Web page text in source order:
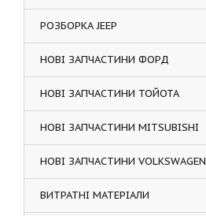
РОЗБОРКА JEEP
НОВІ ЗАПЧАСТИНИ ФОРД
НОВІ ЗАПЧАСТИНИ ТОЙОТА
НОВІ ЗАПЧАСТИНИ MITSUBISHI
НОВІ ЗАПЧАСТИНИ VOLKSWAGEN
ВИТРАТНІ МАТЕРІАЛИ